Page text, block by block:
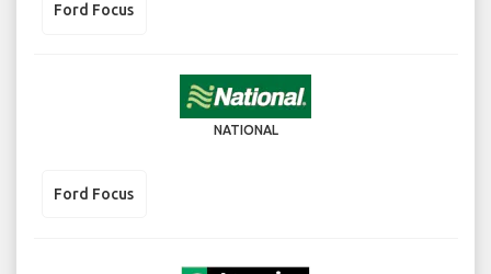
Ford Focus
NATIONAL
Ford Focus